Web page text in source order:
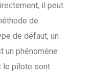
il peut
de
de défaut, un
un phénomène
le pilote sont